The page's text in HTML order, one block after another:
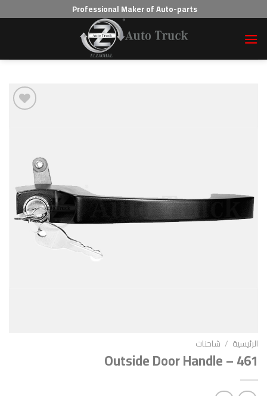
Professional Maker of Auto-parts
شاحنات
Outside Door